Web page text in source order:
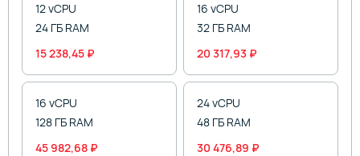
12 vCPU
24 ГБ RAM
15 238,45 ₽
16 vCPU
32 ГБ RAM
20 317,93 ₽
16 vCPU
128 ГБ RAM
45 982,68 ₽
24 vCPU
48 ГБ RAM
30 476,89 ₽